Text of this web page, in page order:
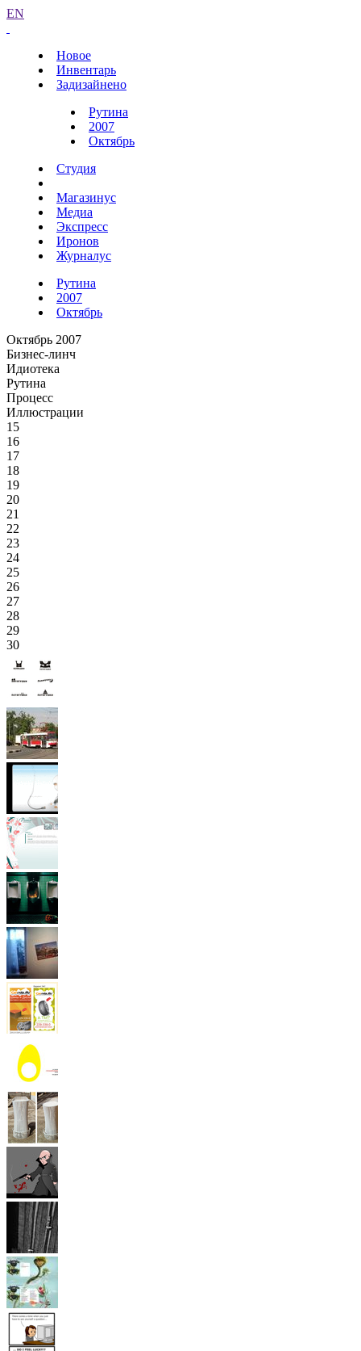
EN
Новое
Инвентарь
Задизайнено
Рутина
2007
Октябрь
Студия
Магазинус
Медиа
Экспресс
Иронов
Журналус
Рутина
2007
Октябрь
Октябрь 2007
Бизнес-линч
Идиотека
Рутина
Процесс
Иллюстрации
15
16
17
18
19
20
21
22
23
24
25
26
27
28
29
30